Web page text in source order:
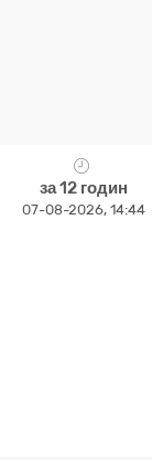
за 12 годин
07-08-2026, 14:44